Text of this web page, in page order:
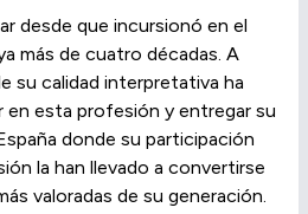
desde que incursionó en el
más de cuatro décadas. A
su calidad interpretativa ha
esta profesión y entregar su
donde su participación
la han llevado a convertirse
valoradas de su generación.